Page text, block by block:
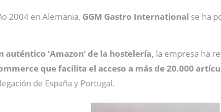
2004 en Alemania, GGM Gastro International se ha
auténtico ‘Amazon’ de la hostelería, la empresa ha
que facilita el acceso a más de 20.000
de España y Portugal.